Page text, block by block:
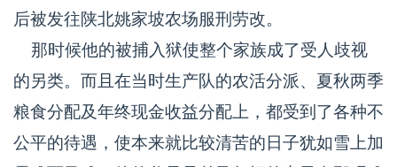
后被发往陕北姚家坡农场服刑劳改。
那时候他的被捕入狱使整个家族成了受人歧视
的另类。而且在当时生产队的农活分派、夏秋两季
粮食分配及年终现金收益分配上，都受到了各种不
公平的待遇，使本来就比较清苦的日子犹如雪上加